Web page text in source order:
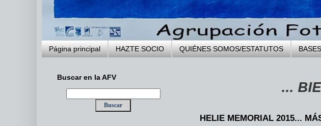
Página principal HAZTE SOCIO QUIÉNES SOMOS/ESTATUTOS
...
HELIE MEMORIAL 2015...
Buscar en la AFV